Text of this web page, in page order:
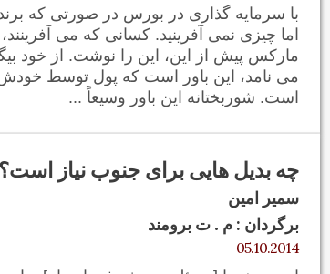
با سرمایه گذاری در بورس در صورتی که
اما چیزی نمی آفرینید. کسانی که می
مارکس پیش از این، این را نوشت. از خود
می نامد، این باور است که پول توسط خودش
است. شوربختانه این باور وسیعاً ...
چه بدیل هایی برای جنوب نیاز است؟
سمیر امین
برگردان : م . ت برومند
05.10.2014